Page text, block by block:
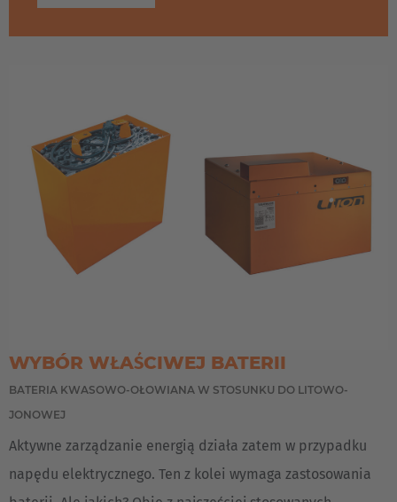
WYBÓR WŁAŚCIWEJ BATERII
BATERIA KWASOWO-OŁOWIANA W STOSUNKU DO LITOWO-
JONOWEJ
Aktywne zarządzanie energią działa zatem w przypadku
napędu elektrycznego. Ten z kolei wymaga zastosowania